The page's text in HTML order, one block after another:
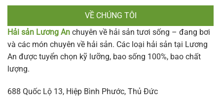
VỀ CHÚNG TÔI
Hải sản Lương An chuyên về hải sản tươi sống – đang bơi
và các món chuyên về hải sản. Các loại hải sản tại Lương
An được tuyển chọn kỹ lưỡng, bao sống 100%, bao chất
lượng.
688 Quốc Lộ 13, Hiệp Bình Phước, Thủ Đức